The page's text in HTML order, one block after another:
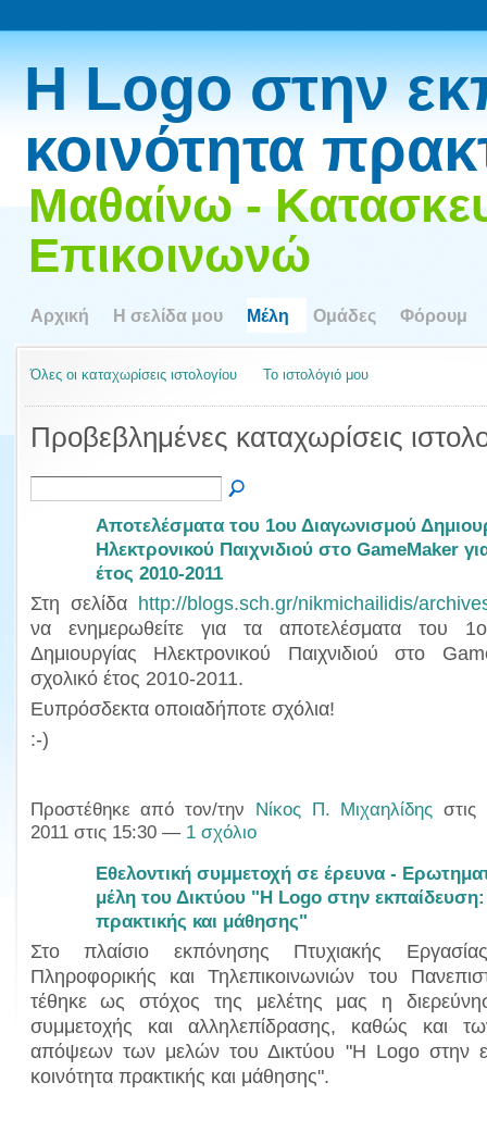
Η Logo στην
κοινότητα
Μαθαίνω -
Επικοινωνώ
Αρχική Η σελίδα μου Μέλη Ομάδες Φόρουμ
Όλες οι καταχωρίσεις ιστολογίου Το ιστολόγιό μου
Προβεβλημένες καταχωρίσεις
Αποτελέσματα του 1ου Διαγωνισμού
Ηλεκτρονικού Παιχνιδιού στο GameMaker
έτος 2010-2011
Στη σελίδα http://blogs.sch.gr/nikmichailidis/
να ενημερωθείτε για τα αποτελέσματα του
Δημιουργίας Ηλεκτρονικού Παιχνιδιού στο
σχολικό έτος 2010-2011.
Ευπρόσδεκτα οποιαδήποτε σχόλια!
:-)
Προστέθηκε από τον/την Νίκος Π. Μιχαηλίδης
2011 στις 15:30 — 1 σχόλιο
Εθελοντική συμμετοχή σε έρευνα -
μέλη του Δικτύου "Η Logo στην εκπαίδευση:
πρακτικής και μάθησης"
Στο πλαίσιο εκπόνησης Πτυχιακής
Πληροφορικής και Τηλεπικοινωνιών του
τέθηκε ως στόχος της μελέτης μας η
συμμετοχής και αλληλεπίδρασης, καθώς και
απόψεων των μελών του Δικτύου "Η Logo στην
κοινότητα πρακτικής και μάθησης".